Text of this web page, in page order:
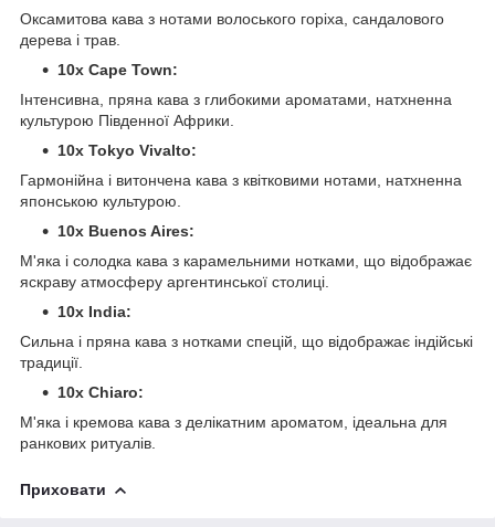
Оксамитова кава з нотами волоського горіха, сандалового
дерева і трав.
10x Cape Town:
Інтенсивна, пряна кава з глибокими ароматами, натхненна
культурою Південної Африки.
10x Tokyo Vivalto:
Гармонійна і витончена кава з квітковими нотами, натхненна
японською культурою.
10x Buenos Aires:
М'яка і солодка кава з карамельними нотками, що відображає
яскраву атмосферу аргентинської столиці.
10x India:
Сильна і пряна кава з нотками спецій, що відображає індійські
традиції.
10x Chiaro:
М'яка і кремова кава з делікатним ароматом, ідеальна для
ранкових ритуалів.
Приховати